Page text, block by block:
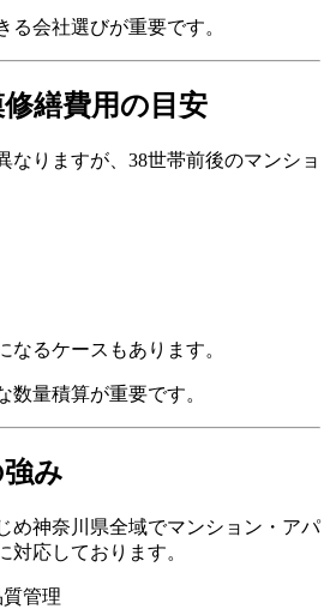
る会社選びが重要です。
繕費用の目安
なりますが、38世帯前後のマンショ
なるケースもあります。
数量積算が重要です。
み
め神奈川県全域でマンション・アパ
対応しております。
管理